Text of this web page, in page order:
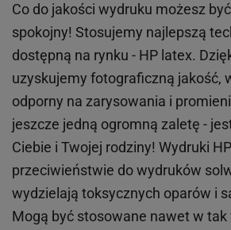
Co do jakości wydruku możesz
spokojny! Stosujemy najlepszą
dostępną na rynku - HP latex.
uzyskujemy fotograficzną jakość,
odporny na zarysowania i
jeszcze jedną ogromną zaletę -
Ciebie i Twojej rodziny! Wydruki HP
przeciwieństwie do wydruków
wydzielają toksycznych oparów i
Mogą być stosowane nawet w